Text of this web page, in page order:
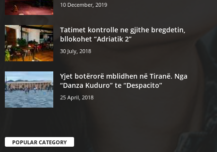
10 December, 2019
Tatimet kontrolle ne gjithe bregdetin,
bllokohet “Adriatik 2”
30 July, 2018
Yjet botërorë mblidhen në Tiranë. Nga
“Danza Kuduro” te “Despacito”
25 April, 2018
POPULAR CATEGORY